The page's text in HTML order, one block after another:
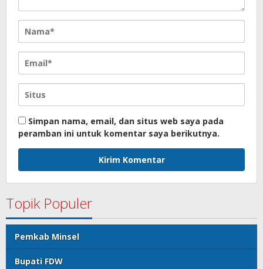
Simpan nama, email, dan situs web saya pada
peramban ini untuk komentar saya berikutnya.
Topik Populer
Pemkab Minsel
Bupati FDW